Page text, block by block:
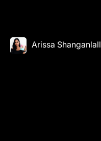
Arissa Shanganlall